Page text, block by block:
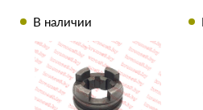
В наличии